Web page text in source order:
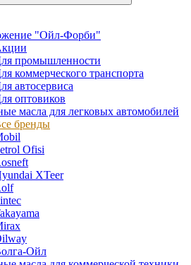
"Ойл-Форби"
промышленности
коммерческого транспорта
автосервиса
оптовиков
масла для легковых автомобилей
бренды
Ofisi
XTeer
Ойл